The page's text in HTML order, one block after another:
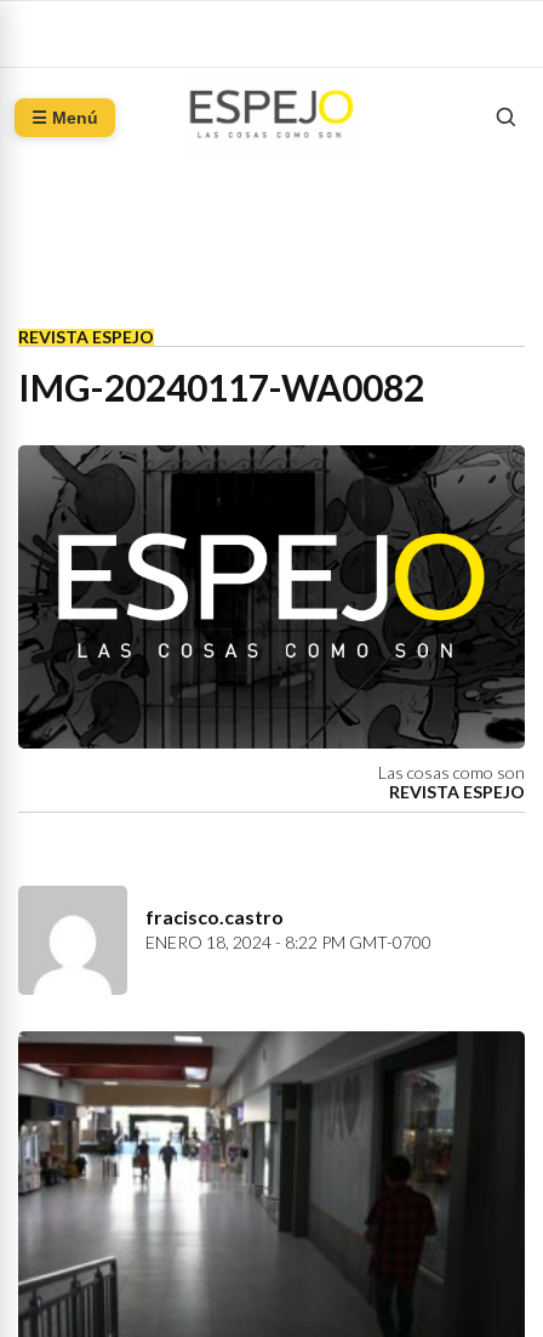
☰ Menú
REVISTA ESPEJO
IMG-20240117-WA0082
Las cosas como son
REVISTA ESPEJO
fracisco.castro
ENERO 18, 2024 - 8:22 PM GMT-0700